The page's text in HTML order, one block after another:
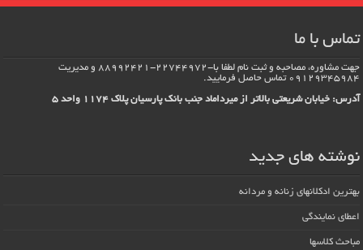
تماس با ما
جهت مشاوره، مصاحبه و ثبت نام لطفا با-22744972-88992421 و مدیریت
09129345984 تماس حاصل فرماييد.
آدرس: خیابان شریعتی بالاتر از میرداماد جنب بانک پارسیان پلاک 1174 واحد 5
نوشته های جدید
بهترین ادکلانهای زنانه و مردانه
اعطای نمایندگی
مباحث کلاسها